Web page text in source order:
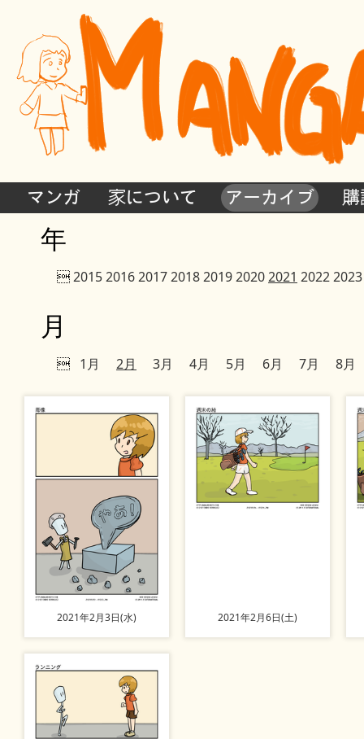
マンガ 家について アーカイブ
年
2015201620172018201920202021 20222023
月
 1月 2月 3月 4月 5月 6月 7月 8月
2021年2月3日(水) 2021年2月6日(土)